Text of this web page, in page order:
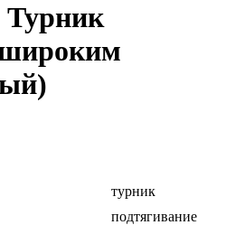
турник
подтягивание